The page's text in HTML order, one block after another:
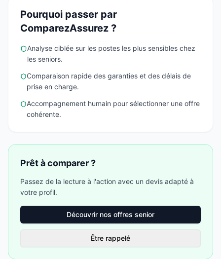
Pourquoi passer par
ComparezAssurez ?
Analyse ciblée sur les postes les plus sensibles chez
les seniors.
Comparaison rapide des garanties et des délais de
prise en charge.
Accompagnement humain pour sélectionner une offre
cohérente.
Prêt à comparer ?
Passez de la lecture à l'action avec un devis adapté à
votre profil.
Découvrir nos offres senior
Être rappelé